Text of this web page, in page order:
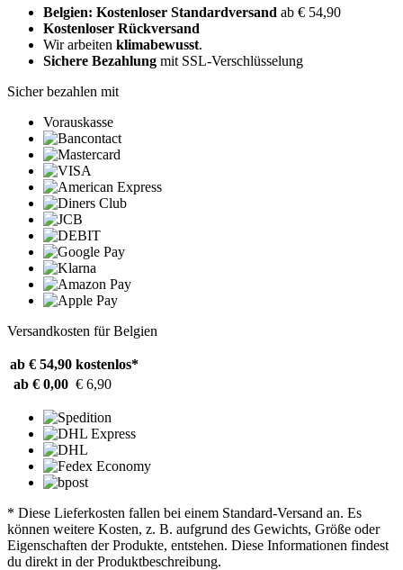
Belgien: Kostenloser Standardversand ab € 54,90
Kostenloser Rückversand
Wir arbeiten klimabewusst.
Sichere Bezahlung mit SSL-Verschlüsselung
Sicher bezahlen mit
Vorauskasse
Versandkosten für Belgien
ab € 54,90 kostenlos*
ab € 0,00 € 6,90
* Diese Lieferkosten fallen bei einem Standard-Versand an. Es
können weitere Kosten, z. B. aufgrund des Gewichts, Größe oder
Eigenschaften der Produkte, entstehen. Diese Informationen findest
du direkt in der Produktbeschreibung.